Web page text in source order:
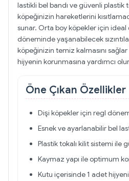
lastikli bel bandı ve güvenli plastik
köpeğinizin hareketlerini
sunar. Orta boy köpekler için
döneminde yaşanabilecek
köpeğinizin temiz kalmasını
hijyenin korunmasına yardımcı
Öne Çıkan Özellikler
Dişi köpekler için regl
Esnek ve ayarlanabilir bel
Plastik tokalı kilit sistemi ile
Kaymaz yapı ile optimum
Kutu içerisinde 1 adet